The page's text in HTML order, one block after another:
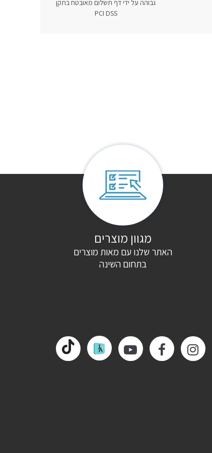
גבוהה על ידי דף תשלום מאובטח בתקן
PCI DSS
מגוון מוצרים
האתר שלנו עם מאות מוצרים
בתחום השינה